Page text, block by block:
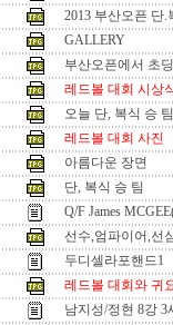
2013 부산오픈 단
GALLERY
부산오픈에서 초
레드볼 대회 시상
오늘 단, 복식 승 팀
레드볼 대회 사진
아름다운 장면
단, 복식 승 팀
Q/F James
선수,엄파이어,선
두디셀라포핸드1
레드볼 대회와 귀
남지성/정현 8강 3